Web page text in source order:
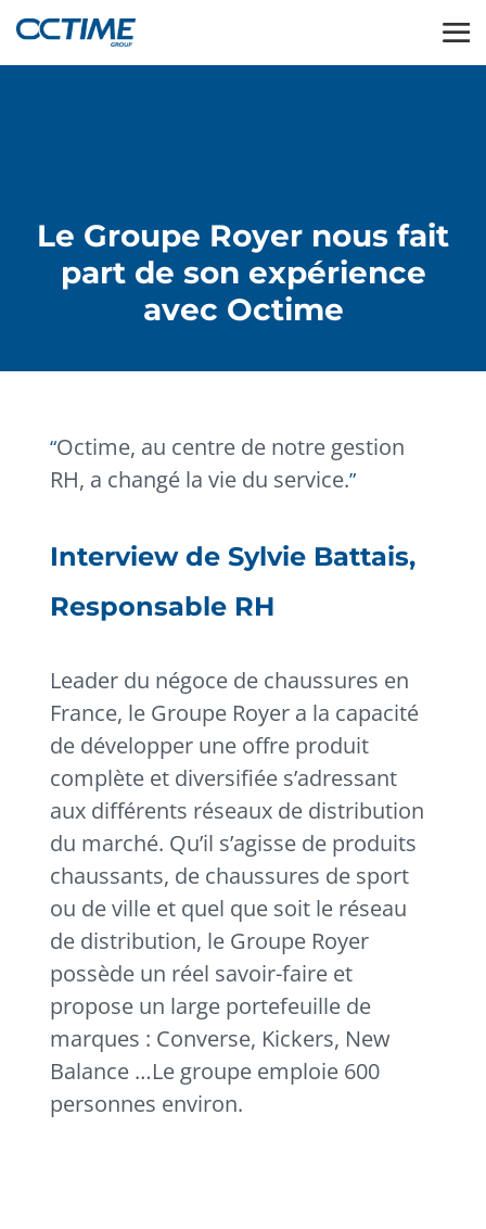
Le Groupe Royer nous fait
part de son expérience
avec Octime
Octime, au centre de notre gestion
RH, a changé la vie du service.
Interview de Sylvie Battais,
Responsable RH
Leader du négoce de chaussures en
France, le Groupe Royer a la capacité
de développer une offre produit
complète et diversifiée s’adressant
aux différents réseaux de distribution
du marché. Qu’il s’agisse de produits
chaussants, de chaussures de sport
ou de ville et quel que soit le réseau
de distribution, le Groupe Royer
possède un réel savoir-faire et
propose un large portefeuille de
marques : Converse, Kickers, New
Balance …Le groupe emploie 600
personnes environ.